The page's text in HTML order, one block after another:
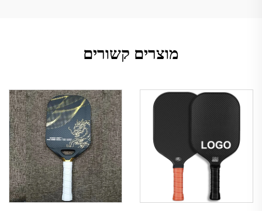
מוצרים קשורים